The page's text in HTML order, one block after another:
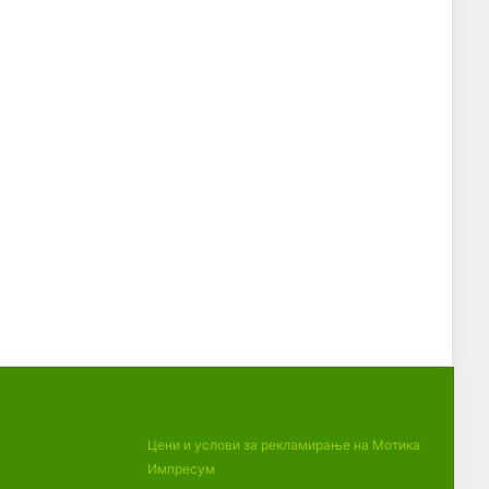
Цени и услови за рекламирање на Мотика
Импресум